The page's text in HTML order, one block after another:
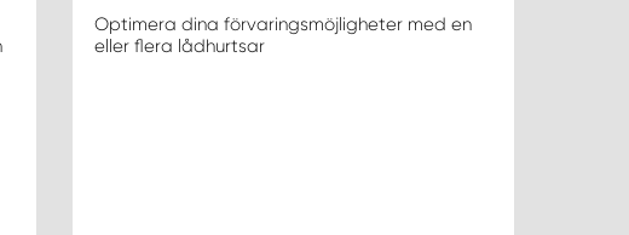
Optimera dina förvaringsmöjligheter med en
eller flera lådhurtsar